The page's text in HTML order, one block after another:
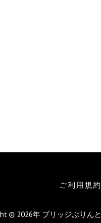
ご利用規約
© 2026年 ブリッジぷりんと